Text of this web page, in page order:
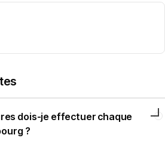
dois-je effectuer chaque
?